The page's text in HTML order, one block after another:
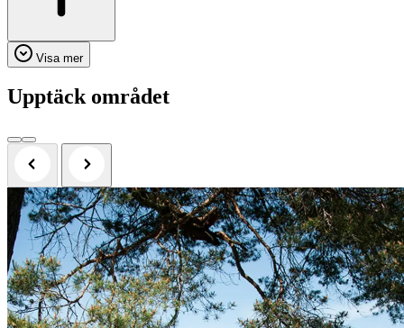
Visa mer
Upptäck området